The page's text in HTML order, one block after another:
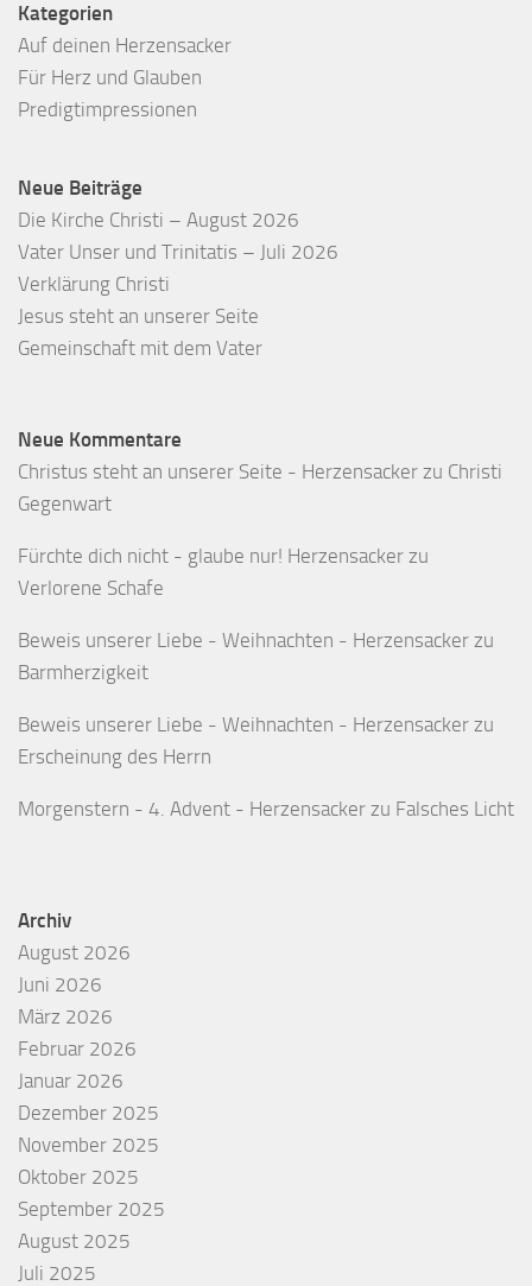
Kategorien
Auf deinen Herzensacker
Für Herz und Glauben
Predigtimpressionen
Neue Beiträge
Die Kirche Christi – August 2026
Vater Unser und Trinitatis – Juli 2026
Verklärung Christi
Jesus steht an unserer Seite
Gemeinschaft mit dem Vater
Neue Kommentare
Christus steht an unserer Seite - Herzensacker zu Christi
Gegenwart
Fürchte dich nicht - glaube nur! Herzensacker zu
Verlorene Schafe
Beweis unserer Liebe - Weihnachten - Herzensacker zu
Barmherzigkeit
Beweis unserer Liebe - Weihnachten - Herzensacker zu
Erscheinung des Herrn
Morgenstern - 4. Advent - Herzensacker zu Falsches Licht
Archiv
August 2026
Juni 2026
März 2026
Februar 2026
Januar 2026
Dezember 2025
November 2025
Oktober 2025
September 2025
August 2025
Juli 2025